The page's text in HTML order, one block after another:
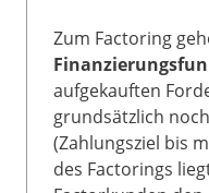
Zum Factoring
aufgekauften
grundsätzlich
(Zahlungsziel bis
des Factorings